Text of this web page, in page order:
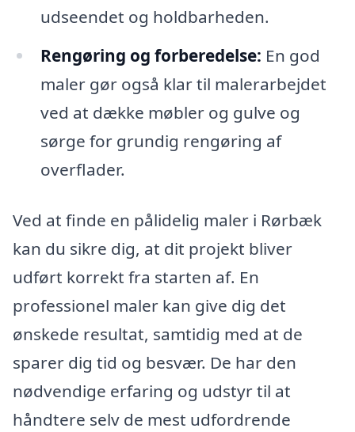
udseendet og holdbarheden.
Rengøring og forberedelse: En god
maler gør også klar til malerarbejdet
ved at dække møbler og gulve og
sørge for grundig rengøring af
overflader.
Ved at finde en pålidelig maler i Rørbæk
kan du sikre dig, at dit projekt bliver
udført korrekt fra starten af. En
professionel maler kan give dig det
ønskede resultat, samtidig med at de
sparer dig tid og besvær. De har den
nødvendige erfaring og udstyr til at
håndtere selv de mest udfordrende